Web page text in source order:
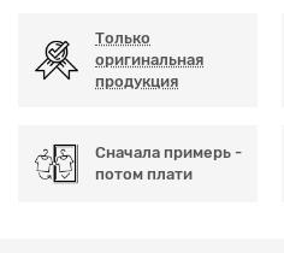
Только
оригинальная
продукция
Сначала примерь -
потом плати